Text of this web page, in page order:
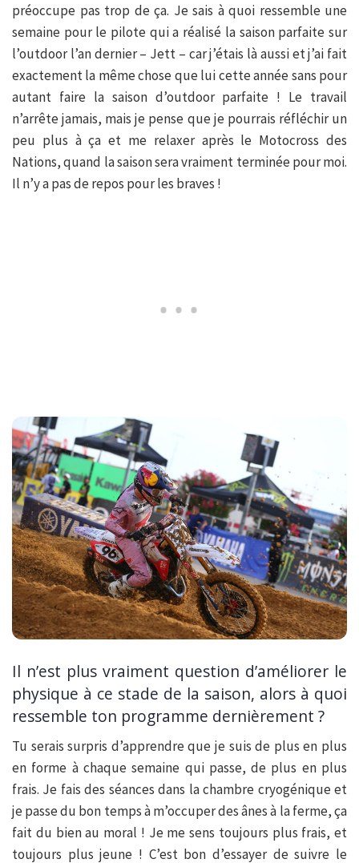
préoccupe pas trop de ça. Je sais à quoi ressemble une
semaine pour le pilote qui a réalisé la saison parfaite sur
l’outdoor l’an dernier – Jett – car j’étais là aussi et j’ai fait
exactement la même chose que lui cette année sans pour
autant faire la saison d’outdoor parfaite ! Le travail
n’arrête jamais, mais je pense que je pourrais réfléchir un
peu plus à ça et me relaxer après le Motocross des
Nations, quand la saison sera vraiment terminée pour moi.
Il n’y a pas de repos pour les braves !
Il n’est plus vraiment question d’améliorer le
physique à ce stade de la saison, alors à quoi
ressemble ton programme dernièrement ?
Tu serais surpris d’apprendre que je suis de plus en plus
en forme à chaque semaine qui passe, de plus en plus
frais. Je fais des séances dans la chambre cryogénique et
je passe du bon temps à m’occuper des ânes à la ferme, ça
fait du bien au moral ! Je me sens toujours plus frais, et
toujours plus jeune ! C’est bon d’essayer de suivre le